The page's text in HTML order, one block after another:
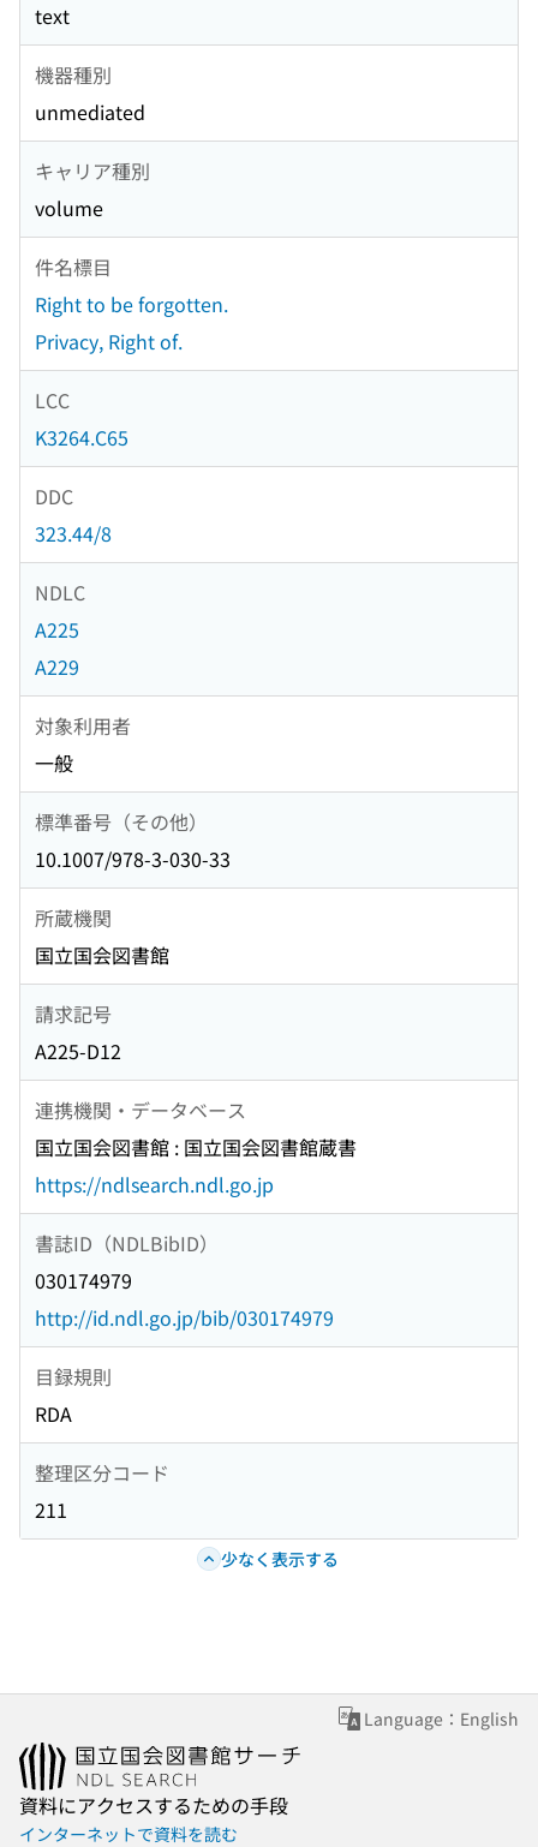
text
機器種別
unmediated
キャリア種別
volume
件名標目
Right to be forgotten.
Privacy, Right of.
LCC
K3264.C65
DDC
323.44/8
NDLC
A225
A229
対象利用者
一般
標準番号（その他）
10.1007/978-3-030-33
所蔵機関
国立国会図書館
請求記号
A225-D12
連携機関・データベース
国立国会図書館 : 国立国会図書館蔵書
https://ndlsearch.ndl.go.jp
書誌ID（NDLBibID）
030174979
http://id.ndl.go.jp/bib/030174979
目録規則
RDA
整理区分コード
211
少なく表示する
Language：English
資料にアクセスするための手段
インターネットで資料を読む